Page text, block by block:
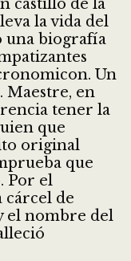
castillo de la
la vida del
una biografía
Un
Maestre, en
tener la
que
original
que
Por el
de
el nombre del